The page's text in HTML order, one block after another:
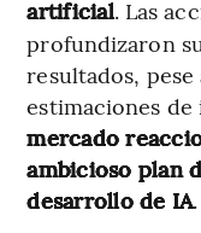
artificial. Las
profundizaron
resultados,
estimaciones de
mercado
ambicioso plan
desarrollo de IA.